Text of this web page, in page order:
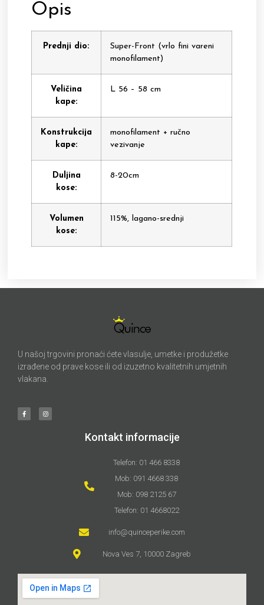
Opis
Prednji dio:
Super-Front (vrlo fini vareni
monofilament)
Veličina
kape:
L 56 – 58 cm
Konstrukcija
kape:
monofilament + ručno
vezivanje
Duljina
kose:
8-20cm
Volumen
kose:
115%, lagano-srednji
U našoj trgovini pronaći ćete vlasulje, umetke i produžetke
izrađene od prave kose ili od izuzetno kvalitetnih umjetnih
vlakana.
Kontakt informacije
Telefon: 01 466 8338
Mob: 091 4668 338
Mob: 098 2125 67
Telefon: 01 4668022
info@quinceperike.com
Nova Ves 7, 10000 Zagreb